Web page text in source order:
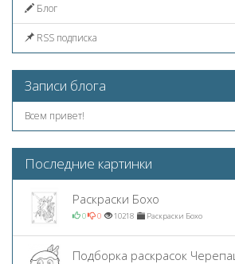
Блог
RSS подписка
Записи блога
Всем привет!
Последние картинки
Раскраски Бохо
0 0 10218 Раскраски Бохо
Подборка раскрасок